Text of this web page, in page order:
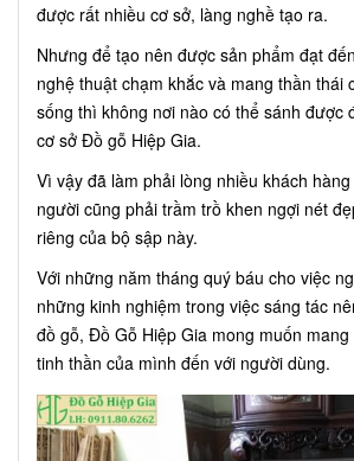
được rất nhiều cơ sở, làng nghề tạo ra.
Nhưng để tạo nên được sản phẩm đạt
nghệ thuật chạm khắc và mang thần thái
sống thì không nơi nào có thể sánh được
cơ sở Đồ gỗ Hiệp Gia.
Vì vậy đã làm phải lòng nhiều khách
người cũng phải trầm trồ khen ngợi nét
riêng của bộ sập này.
Với những năm tháng quý báu cho việc
những kinh nghiệm trong việc sáng tác
đồ gỗ, Đồ Gỗ Hiệp Gia mong muốn
tinh thần của mình đến với người dùng.